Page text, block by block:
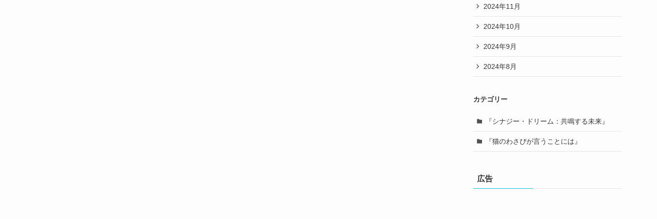
2024年11月
2024年10月
2024年9月
2024年8月
カテゴリー
『シナジー・ドリーム：共鳴する未来』
『猫のわさびが言うことには』
広告